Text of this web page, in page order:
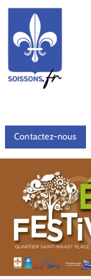
Contactez-nous